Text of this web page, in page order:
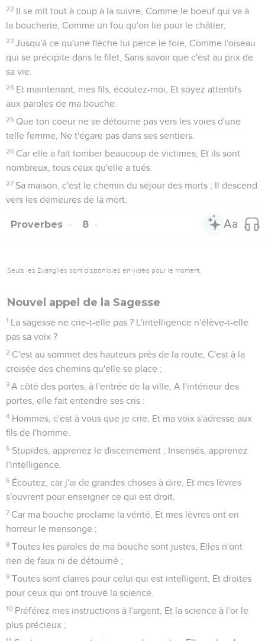
22 Il se mit tout à coup à la suivre, Comme le boeuf qui va à
la boucherie, Comme un fou qu'on lie pour le châtier,
23 Jusqu'à ce qu'une flèche lui perce le foie, Comme l'oiseau
qui se précipite dans le filet, Sans savoir que c'est au prix de
sa vie.
24 Et maintenant, mes fils, écoutez-moi, Et soyez attentifs
aux paroles de ma bouche.
25 Que ton coeur ne se détourne pas vers les voies d'une
telle femme, Ne t'égare pas dans ses sentiers.
26 Car elle a fait tomber beaucoup de victimes, Et ils sont
nombreux, tous ceux qu'elle a tués.
27 Sa maison, c'est le chemin du séjour des morts ; Il descend
vers les demeures de la mort.
Proverbes 8
Seuls les Évangiles sont disponibles en vidéo pour le moment.
Nouvel appel de la Sagesse
1 La sagesse ne crie-t-elle pas ? L'intelligence n'élève-t-elle
pas sa voix ?
2 C'est au sommet des hauteurs près de la route, C'est à la
croisée des chemins qu'elle se place ;
3 A côté des portes, à l'entrée de la ville, A l'intérieur des
portes, elle fait entendre ses cris :
4 Hommes, c'est à vous que je crie, Et ma voix s'adresse aux
fils de l'homme.
5 Stupides, apprenez le discernement ; Insensés, apprenez
l'intelligence.
6 Écoutez, car j'ai de grandes choses à dire, Et mes lèvres
s'ouvrent pour enseigner ce qui est droit.
7 Car ma bouche proclame la vérité, Et mes lèvres ont en
horreur le mensonge ;
8 Toutes les paroles de ma bouche sont justes, Elles n'ont
rien de faux ni de détourné ;
9 Toutes sont claires pour celui qui est intelligent, Et droites
pour ceux qui ont trouvé la science.
10 Préférez mes instructions à l'argent, Et la science à l'or le
plus précieux ;